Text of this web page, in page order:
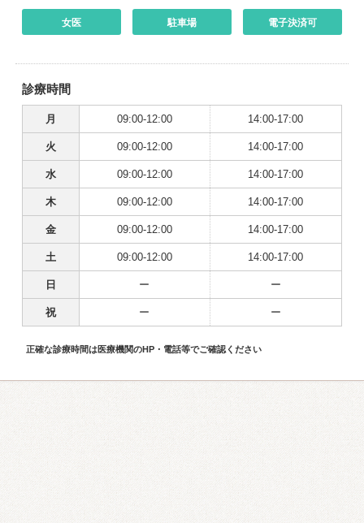
女医 駐車場 電子決済可
診療時間
月 09:00-12:00 14:00-17:00
火 09:00-12:00 14:00-17:00
水 09:00-12:00 14:00-17:00
木 09:00-12:00 14:00-17:00
金 09:00-12:00 14:00-17:00
土 09:00-12:00 14:00-17:00
日 ー ー
祝 ー ー
正確な診療時間は医療機関のHP・電話等でご確認ください